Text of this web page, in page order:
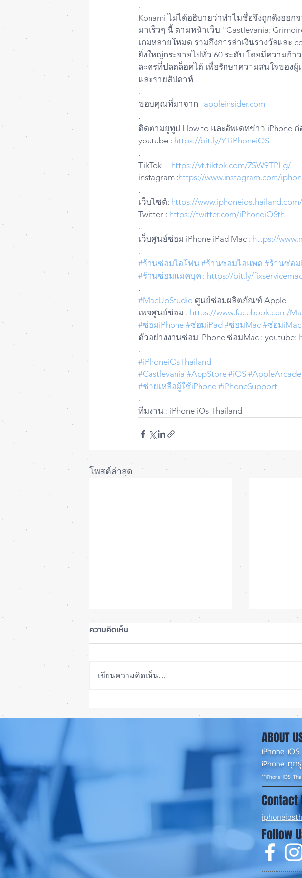
.
Konami ไม่ได้อธิบายว่าทำไมชื่อจึงถูกดึงออก
มาเร็วๆ นี้ ตามหน้าเว็บ "Castlevania:
เกมหลายโหมด รวมถึงการล่าเงินรางวัลและ
ยิ่งใหญ่กระจายไปทั่ว 60 ระดับ โดยมีความก้
ละครที่ปลดล็อคได้ เพื่อรักษาความสนใจของ
และรายสัปดาห์
.
ขอบคุณที่มาจาก : appleinsider.com
.
ติดตามยูทูป How to และอัพเดทข่าว iPhone
youtube : https://bit.ly/YTiPhoneiOS
.
TikTok = https://vt.tiktok.com/ZSW9TPLg/
instagram :https://www.instagram.com/
.
เว็บไซต์: https://www.iphoneiosthailand.com/
Twitter : https://twitter.com/iPhoneiOSth
.
เว็บศูนย์ซ่อม iPhone iPad Mac : https://
.
#ร้านซ่อมไอโฟน #ร้านซ่อมไอแพด #ร้านซ่อม
#ร้านซ่อมแมคบุค : https://bit.ly/
.
#MacUpStudio ศูนย์ซ่อมผลิตภัณฑ์ Apple
เพจศูนย์ซ่อม : https://www.facebook.com/
#ซ่อมiPhone #ซ่อมiPad #ซ่อมMac #ซ่อมiMac
ตัวอย่างงานซ่อม iPhone ซ่อมMac : youtube:
.
#iPhoneiOsThailand
#Castlevania #AppStore #iOS #AppleArcade
#ช่วยเหลือผู้ใช้iPhone #iPhoneSupport
.
ทีมงาน : iPhone iOs Thailand
โพสต์ล่าสุด
Max ตกจากฟ้าไม่พัง! ⚡📱
น่าใช้กว่าเ
แนวนอนเต็
ความคิดเห็น
เขียนความคิดเห็น…
ABOUT
iPhone
iPhone ทุ
**iPhone iOS
Contact
Follow